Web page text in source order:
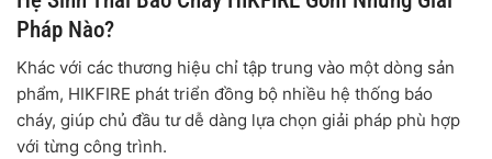
Pháp Nào?
Khác với các thương hiệu chỉ tập trung vào một dòng sản
phẩm, HIKFIRE phát triển đồng bộ nhiều hệ thống báo
cháy, giúp chủ đầu tư dễ dàng lựa chọn giải pháp phù hợp
với từng công trình.